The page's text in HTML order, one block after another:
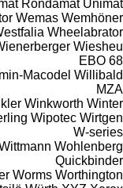
Rondamat Unimat
Wemas Wemhöner
Wheelabrator
Wiesheu
EBO 68
Macodel Willibald
MZA
Winkworth Winter
Wipotec Wirtgen
W-series
Wohlenberg
Quickbinder
Worms Worthington